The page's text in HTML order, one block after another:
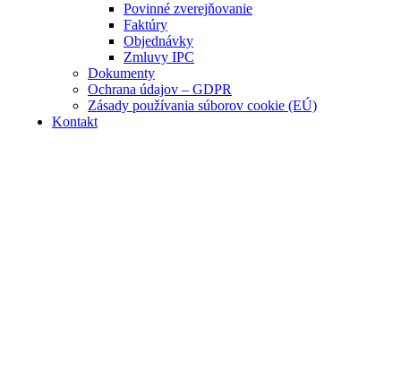
Povinné zverejňovanie
Faktúry
Objednávky
Zmluvy IPC
Dokumenty
Ochrana údajov – GDPR
Zásady používania súborov cookie (EÚ)
Kontakt